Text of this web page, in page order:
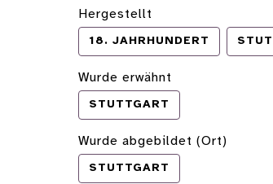
Hergestellt
18. JAHRHUNDERT
Wurde erwähnt
STUTTGART
Wurde abgebildet (Ort)
STUTTGART